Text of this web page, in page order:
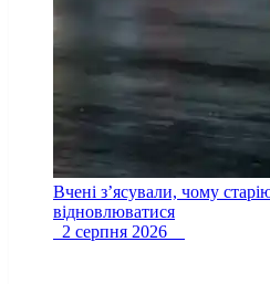
Вчені з’ясували, чому
відновлюватися
2 серпня 2026